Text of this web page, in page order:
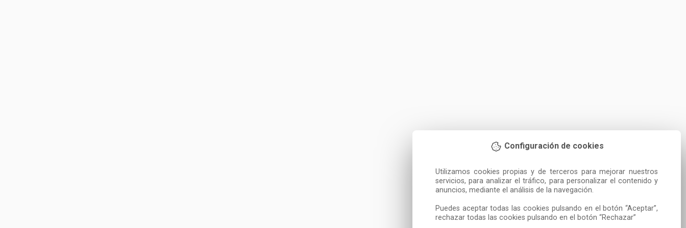
Configuración de cookies
Utilizamos cookies propias y de terceros para mejorar nuestros
servicios, para analizar el tráfico, para personalizar el contenido y
anuncios, mediante el análisis de la navegación.
Puedes aceptar todas las cookies pulsando en el botón “Aceptar”,
rechazar todas las cookies pulsando en el botón “Rechazar”